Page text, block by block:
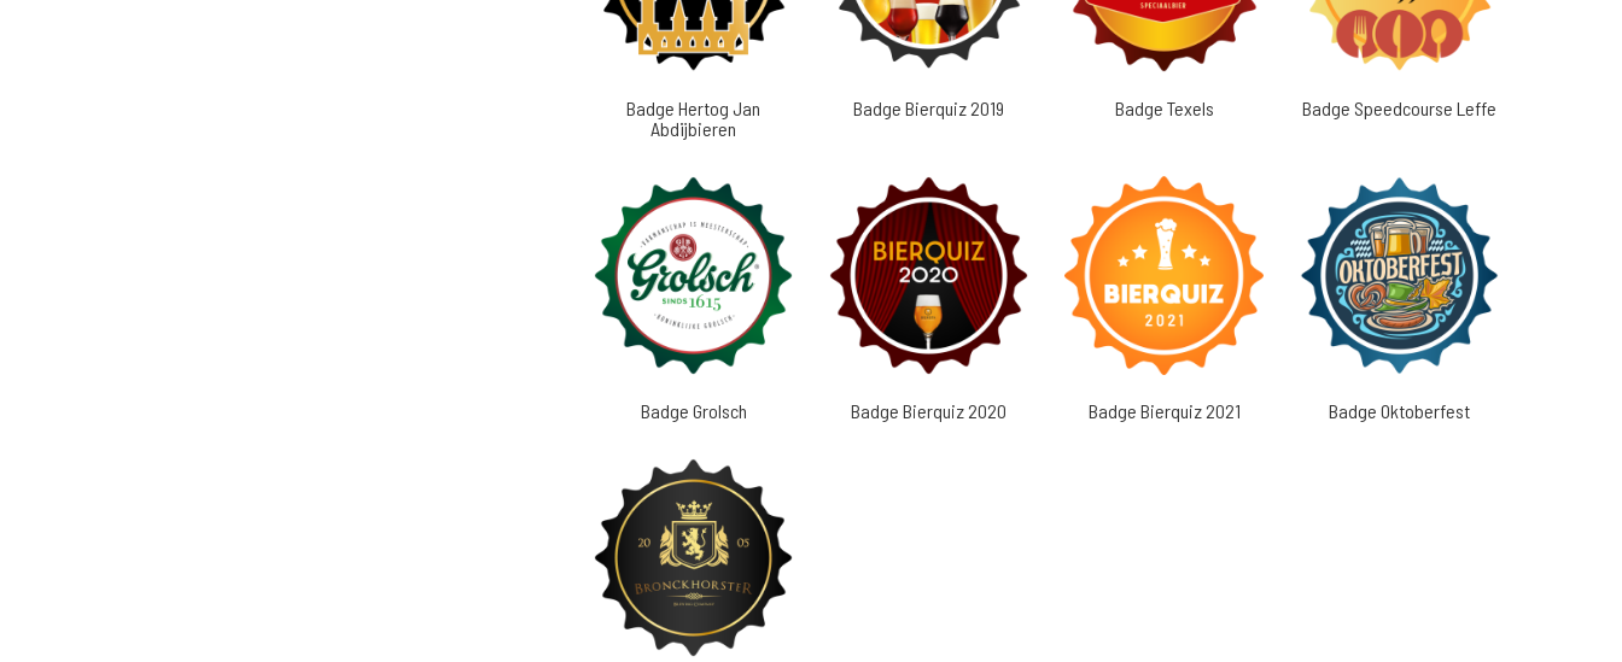
Badge Hertog Jan
Abdijbieren
Badge Bierquiz 2019 Badge Texels Badge Speedcourse Leffe
Badge Grolsch Badge Bierquiz 2020 Badge Bierquiz 2021 Badge Oktoberfest